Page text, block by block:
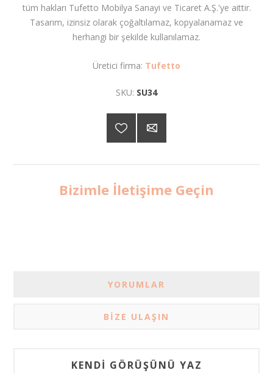
tüm hakları Tufetto Mobilya Sanayi ve Ticaret A.Ş.'ye aittir.
Tasarım, izinsiz olarak çoğaltılamaz, kopyalanamaz ve
herhangi bir şekilde kullanılamaz.
Üretici firma: Tufetto
SKU: SU34
Bizimle İletişime Geçin
YORUMLAR
BIZE ULAŞIN
KENDI GÖRÜŞÜNÜ YAZ